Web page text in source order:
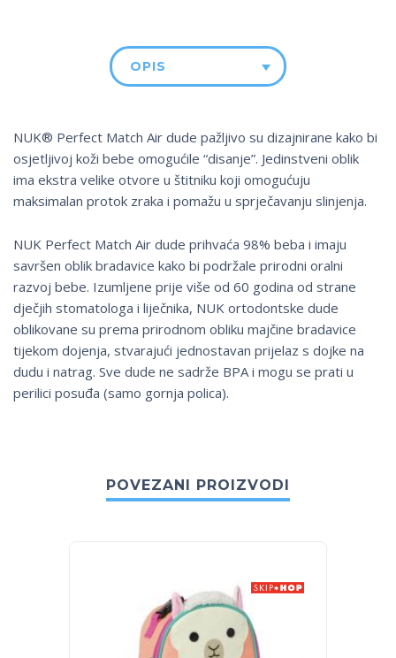
OPIS
NUK® Perfect Match Air dude pažljivo su dizajnirane kako bi
osjetljivoj koži bebe omogućile “disanje”. Jedinstveni oblik
ima ekstra velike otvore u štitniku koji omogućuju
maksimalan protok zraka i pomažu u sprječavanju slinjenja.
NUK Perfect Match Air dude prihvaća 98% beba i imaju
savršen oblik bradavice kako bi podržale prirodni oralni
razvoj bebe. Izumljene prije više od 60 godina od strane
dječjih stomatologa i liječnika, NUK ortodontske dude
oblikovane su prema prirodnom obliku majčine bradavice
tijekom dojenja, stvarajući jednostavan prijelaz s dojke na
dudu i natrag. Sve dude ne sadrže BPA i mogu se prati u
perilici posuđa (samo gornja polica).
POVEZANI PROIZVODI